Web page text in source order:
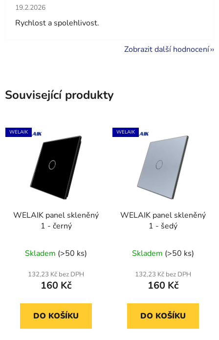
Hodnocení obchodu je 5 z 5 hvězdiček.
19.2.2026
Rychlost a spolehlivost.
Zobrazit další hodnocení
Související produkty
WELAIK
WELAIK panel skleněný
1 - černý
Skladem (>50 ks)
132,23 Kč bez DPH
160 Kč
DO KOŠÍKU
WELAIK
WELAIK panel skleněný
1 - šedý
Skladem (>50 ks)
132,23 Kč bez DPH
160 Kč
DO KOŠÍKU